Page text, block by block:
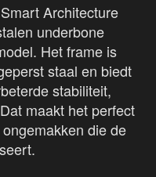
Architecture
underbone
Het frame is
staal en biedt
stabiliteit,
maakt het perfect
die de